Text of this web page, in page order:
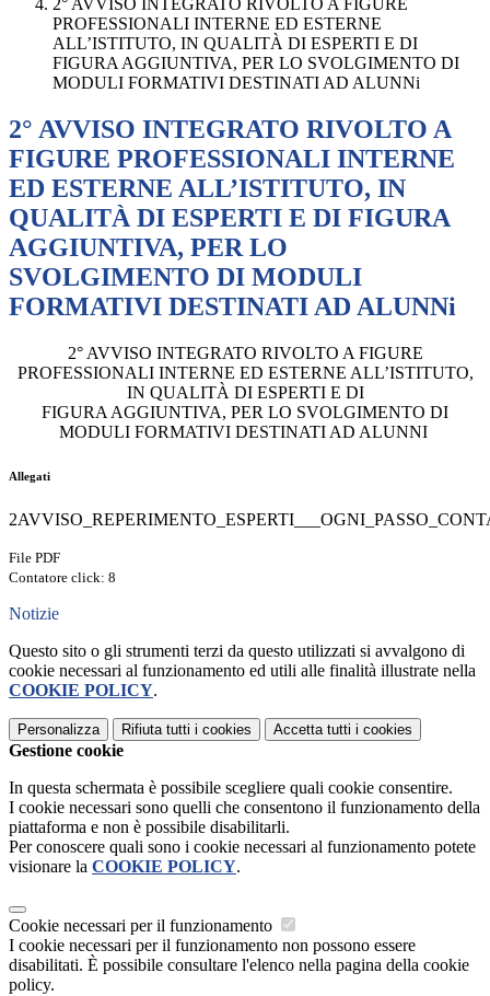
2° AVVISO INTEGRATO RIVOLTO A FIGURE
PROFESSIONALI INTERNE ED ESTERNE
ALL’ISTITUTO, IN QUALITÀ DI ESPERTI E DI
FIGURA AGGIUNTIVA, PER LO SVOLGIMENTO DI
MODULI FORMATIVI DESTINATI AD ALUNNi
2° AVVISO INTEGRATO RIVOLTO A
FIGURE PROFESSIONALI INTERNE
ED ESTERNE ALL’ISTITUTO, IN
QUALITÀ DI ESPERTI E DI FIGURA
AGGIUNTIVA, PER LO
SVOLGIMENTO DI MODULI
FORMATIVI DESTINATI AD ALUNNi
2° AVVISO INTEGRATO RIVOLTO A FIGURE
PROFESSIONALI INTERNE ED ESTERNE ALL’ISTITUTO,
IN QUALITÀ DI ESPERTI E DI
FIGURA AGGIUNTIVA, PER LO SVOLGIMENTO DI
MODULI FORMATIVI DESTINATI AD ALUNNI
Allegati
File PDF
Contatore click: 8
Notizie
Questo sito o gli strumenti terzi da questo utilizzati si avvalgono di
cookie necessari al funzionamento ed utili alle finalità illustrate nella
COOKIE POLICY.
Personalizza Rifiuta tutti i cookies Accetta tutti i cookies
Gestione cookie
In questa schermata è possibile scegliere quali cookie consentire.
I cookie necessari sono quelli che consentono il funzionamento della
piattaforma e non è possibile disabilitarli.
Per conoscere quali sono i cookie necessari al funzionamento potete
visionare la COOKIE POLICY.
Cookie necessari per il funzionamento
I cookie necessari per il funzionamento non possono essere
disabilitati. È possibile consultare l'elenco nella pagina della cookie
policy.